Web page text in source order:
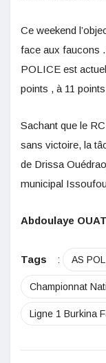
Ce weekend
face aux faucons
POLICE est
points , à 11
Sachant que le
sans victoire, la
de Drissa
municipal
Abdoulaye
Tags : AS
Championnat
Ligne 1 Burkina